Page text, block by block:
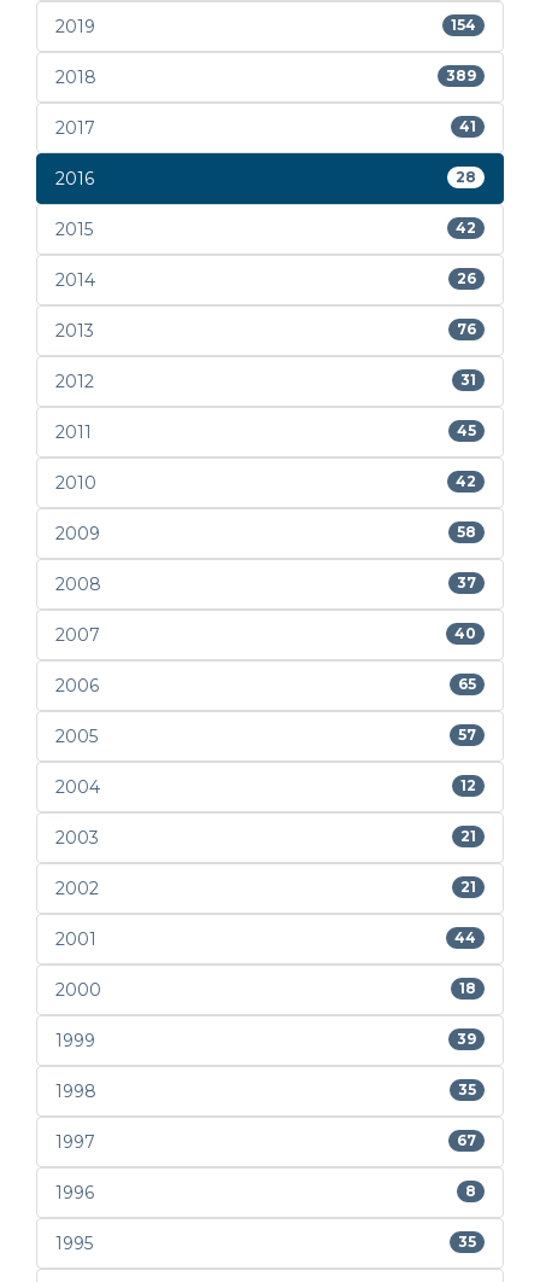
2019 154
2018 389
2017 41
2016 28
2015 42
2014 26
2013 76
2012 31
2011 45
2010 42
2009 58
2008 37
2007 40
2006 65
2005 57
2004 12
2003 21
2002 21
2001 44
2000 18
1999 39
1998 35
1997 67
1996 8
1995 35